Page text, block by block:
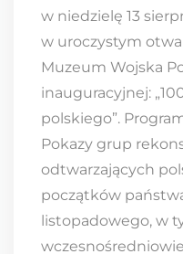
w niedzielę 13
w uroczystym
Muzeum Wojska
inauguracyjnej:
polskiego”.
Pokazy grup
odtwarzających
początków
listopadowego, w